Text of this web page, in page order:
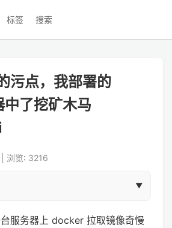
标签 搜索
污点，我部署的
了挖矿木马
浏览: 3216
服务器上 docker 拉取镜像奇慢